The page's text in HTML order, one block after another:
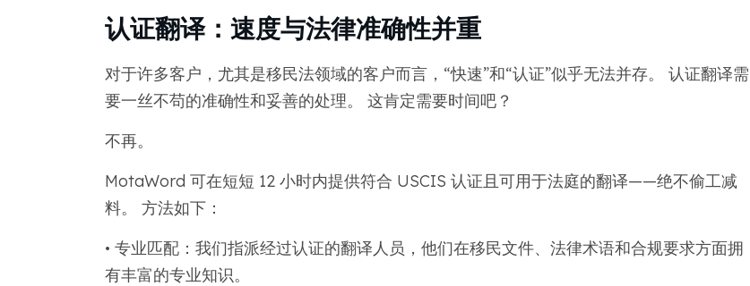
认证翻译：速度与法律准确性并重
对于许多客户，尤其是移民法领域的客户而言，“快速”和“认证”似乎无法并存。 认证翻译需
要一丝不苟的准确性和妥善的处理。 这肯定需要时间吧？
不再。
MotaWord 可在短短 12 小时内提供符合 USCIS 认证且可用于法庭的翻译——绝不偷工减
料。 方法如下：
• 专业匹配：我们指派经过认证的翻译人员，他们在移民文件、法律术语和合规要求方面拥
有丰富的专业知识。